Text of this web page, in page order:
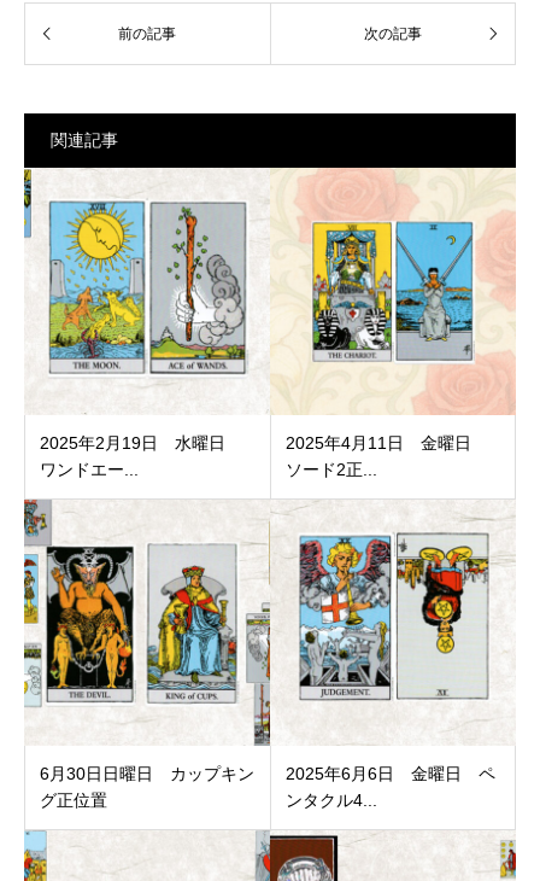
関連記事
2025年2月19日 水曜日
ワンドエー...
2025年4月11日 金曜日
ソード2正...
6月30日日曜日 カップキン
グ正位置
2025年6月6日 金曜日 ペ
ンタクル4...